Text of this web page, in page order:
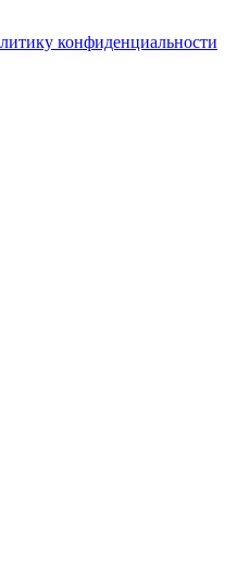
конфиденциальности